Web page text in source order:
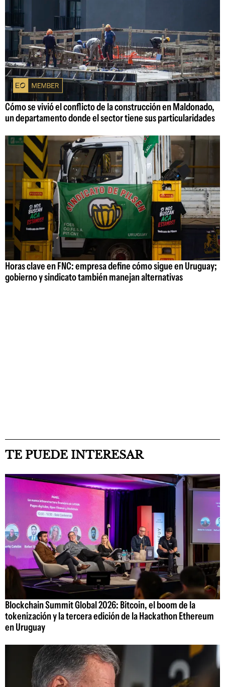
Cómo se vivió el conflicto de la construcción en Maldonado,
un departamento donde el sector tiene sus particularidades
Horas clave en FNC: empresa define cómo sigue en Uruguay;
gobierno y sindicato también manejan alternativas
TE PUEDE INTERESAR
Blockchain Summit Global 2026: Bitcoin, el boom de la
tokenización y la tercera edición de la Hackathon Ethereum
en Uruguay